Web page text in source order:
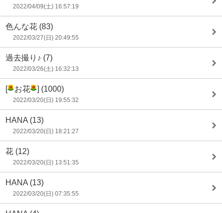
2022/04/09(土) 16:57:19
色んな花 (83)
2022/03/27(日) 20:49:55
過去撮り♪ (7)
2022/03/26(土) 16:32:13
[ お花 ] (1000)
2022/03/20(日) 19:55:32
HANA (13)
2022/03/20(日) 18:21:27
花 (12)
2022/03/20(日) 13:51:35
HANA (13)
2022/03/20(日) 07:35:55